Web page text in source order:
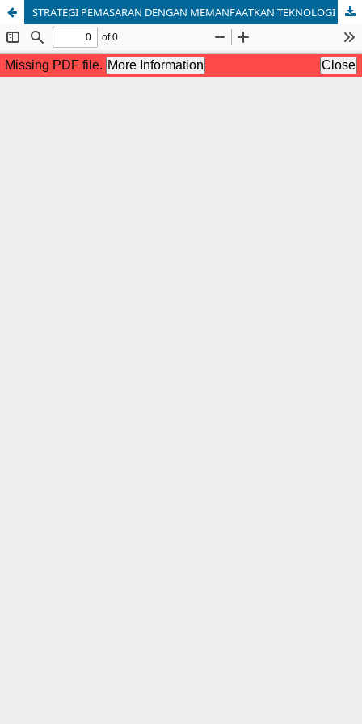
STRATEGI PEMASARAN DENGAN MEMANFAATKAN TEKNOLOGI INFORMASI & KOMUNIKASI UNTUK PEMBINAAN USAHA MIKRO DI KOTA TANJUNGPINANG